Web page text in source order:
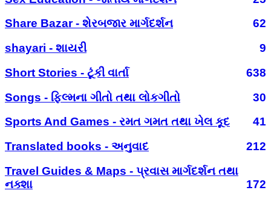
Share Bazar - શેરબજાર માર્ગદર્શન
62
shayari - શાયરી
9
Short Stories - ટૂંકી વાર્તા
638
Songs - ફિલ્મના ગીતો તથા લોકગીતો
30
Sports And Games - રમત ગમત તથા ખેલ કૂદ
41
Translated books - અનુવાદ
212
Travel Guides & Maps - પ્રવાસ માર્ગદર્શન તથા
નક્શા
172